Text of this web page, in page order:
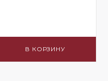
В КОРЗИНУ